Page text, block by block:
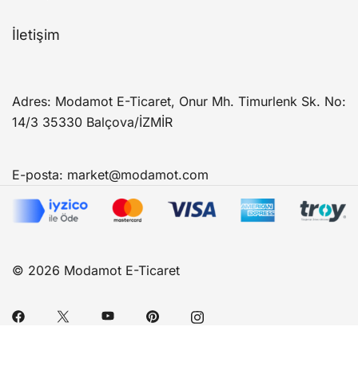
İletişim
Adres: Modamot E-Ticaret, Onur Mh. Timurlenk Sk. No:
14/3 35330 Balçova/İZMİR
E-posta: market@modamot.com
© 2026 Modamot E-Ticaret